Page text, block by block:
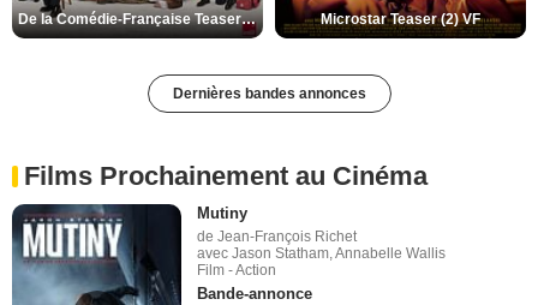
De la Comédie-Française Teaser (3) VF Microstar Teaser (2) VF
Dernières bandes annonces
Films Prochainement au Cinéma
Mutiny
de Jean-François Richet
avec Jason Statham, Annabelle Wallis
Film - Action
Bande-annonce